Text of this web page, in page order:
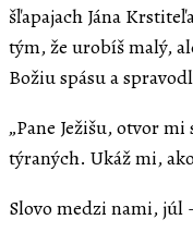
šľapajach Jána
tým, že urobíš malý,
Božiu spásu a
„Pane Ježišu, otvor
týraných. Ukáž mi,
Slovo medzi nami, júl